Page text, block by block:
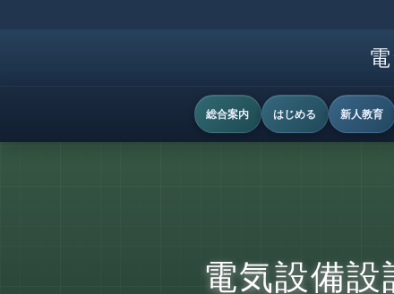
総合案内 はじめる 新人教育
電気設備